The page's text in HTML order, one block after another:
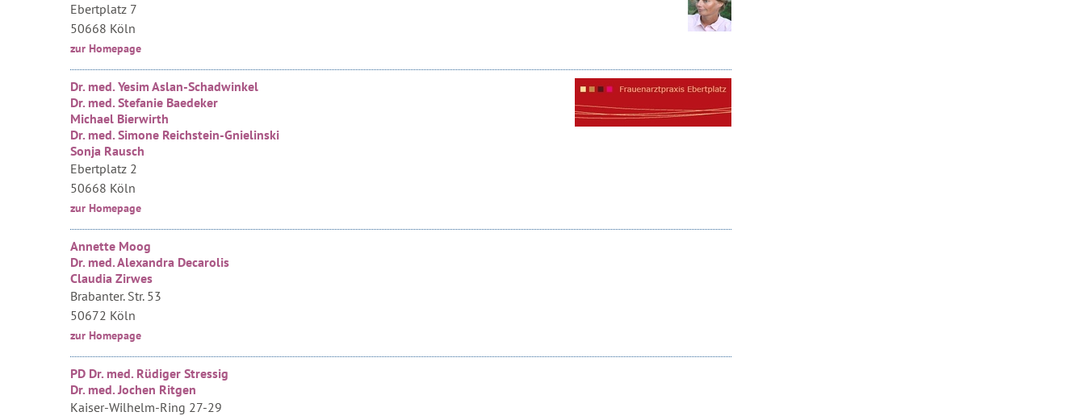
Ebertplatz 7
50668 Köln
zur Homepage
Dr. med. Yesim Aslan-Schadwinkel
Dr. med. Stefanie Baedeker
Michael Bierwirth
Dr. med. Simone Reichstein-Gnielinski
Sonja Rausch
Ebertplatz 2
50668 Köln
zur Homepage
Annette Moog
Dr. med. Alexandra Decarolis
Claudia Zirwes
Brabanter. Str. 53
50672 Köln
zur Homepage
PD Dr. med. Rüdiger Stressig
Dr. med. Jochen Ritgen
Kaiser-Wilhelm-Ring 27-29